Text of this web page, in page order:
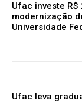
Ufac investe
modernização
Universidade
Ufac leva